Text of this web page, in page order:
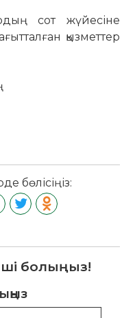
сот жүйесіне
қызметтер
бөлісіңіз:
болыңыз!